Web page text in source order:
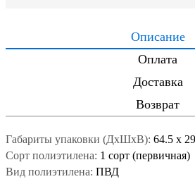
Описание
Оплата
Доставка
Возврат
Габариты упаковки (ДxШxВ): 64.5 x
Сорт полиэтилена: 1 сорт (первичная)
Вид полиэтилена: ПВД